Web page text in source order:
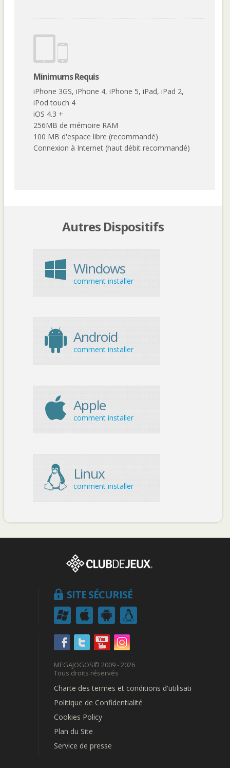
Minimums Requis
iPhone 3GS, iPhone 4, iPhone 5, iPad, iPad 2,
iPod touch 4
iOS 4.3 +
256MB de mémoire RAM
100 MB d'espace libre (recommandé)
Connexion à Internet (haut débit recommandé)
Autres Dispositifs
Windows
comment installer
Android
comment installer
Apple
comment installer
Linux
comment installer
SITE SÉCURISÉ
MEGAJOGOS© 2009 - 2026
Tous droits réservés
Charte des termes et conditions d'utilisation
Politique de Confidentialité
Cookies Policy
Plan du Site
Service de presse